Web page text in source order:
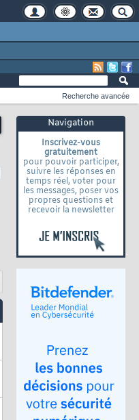
Recherche avancée
Navigation
Inscrivez-vous
gratuitement
pour pouvoir participer,
suivre les réponses en
temps réel, voter pour
les messages, poser vos
propres questions et
recevoir la newsletter